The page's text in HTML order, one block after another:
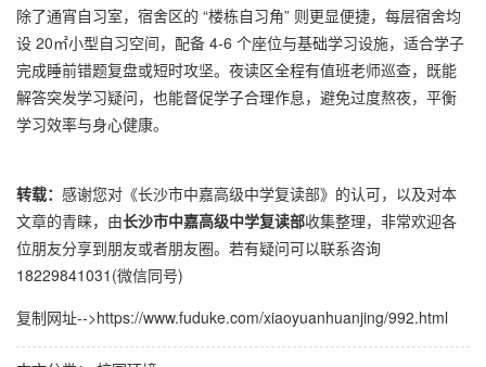
除了通宵自习室，宿舍区的 “楼栋自习角” 则更显便捷，每层宿舍均
设 20㎡小型自习空间，配备 4-6 个座位与基础学习设施，适合学子
完成睡前错题复盘或短时攻坚。夜读区全程有值班老师巡查，既能
解答突发学习疑问，也能督促学子合理作息，避免过度熬夜，平衡
学习效率与身心健康。​
转载： 感谢您对《长沙市中嘉高级中学复读部》的认可，以及对本
文章的青睐，由长沙市中嘉高级中学复读部收集整理，非常欢迎各
位朋友分享到朋友或者朋友圈。若有疑问可以联系咨询
18229841031(微信同号)
复制网址-->https://www.fuduke.com/xiaoyuanhuanjing/992.html